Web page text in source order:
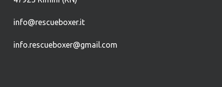
info@rescueboxer.it
info.rescueboxer@gmail.com